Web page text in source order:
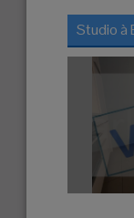
Studio à